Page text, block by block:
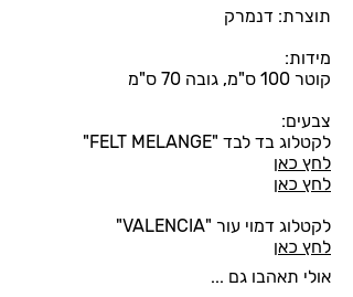
תוצרת: דנמרק
מידות:
קוטר 100 ס"מ, גובה 70 ס"מ
צבעים:
לקטלוג בד לבד "FELT MELANGE"
לחץ כאן
לחץ כאן
לקטלוג דמוי עור "VALENCIA"
לחץ כאן
אולי תאהבו גם ...